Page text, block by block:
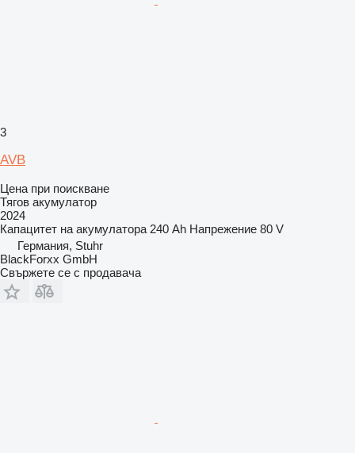
3
AVB
Цена при поискване
Тягов акумулатор
2024
Капацитет на акумулатора 240 Ah Напрежение 80 V
Германия, Stuhr
BlackForxx GmbH
Свържете се с продавача